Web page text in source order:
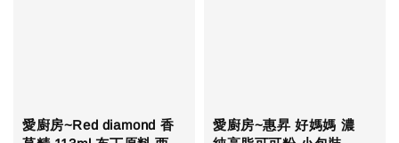
愛廚房~Red diamond 香
愛廚房~惠昇 好媽媽 濃